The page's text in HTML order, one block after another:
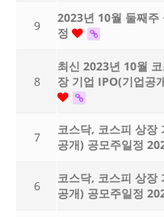
9
2023년 10월 둘째주
정
8
최신 2023년 10월
장 기업 IPO(기업공
7
코스닥, 코스피 상장
공개) 공모주일정
6
코스닥, 코스피 상장
공개) 공모주일정